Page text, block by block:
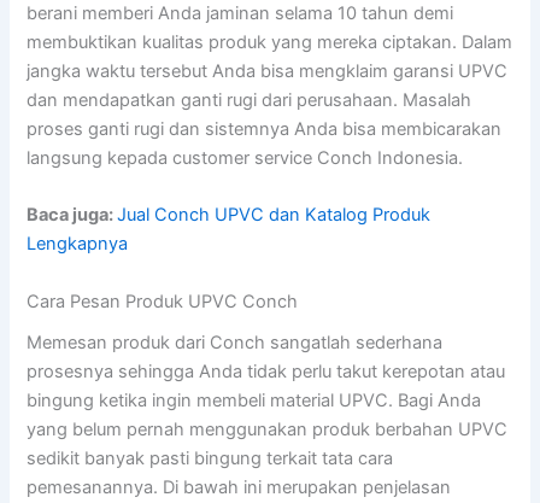
berani memberi Anda jaminan selama 10 tahun demi
membuktikan kualitas produk yang mereka ciptakan. Dalam
jangka waktu tersebut Anda bisa mengklaim garansi UPVC
dan mendapatkan ganti rugi dari perusahaan. Masalah
proses ganti rugi dan sistemnya Anda bisa membicarakan
langsung kepada customer service Conch Indonesia.
Baca juga:Jual Conch UPVC dan Katalog Produk
Lengkapnya
Cara Pesan Produk UPVC Conch
Memesan produk dari Conch sangatlah sederhana
prosesnya sehingga Anda tidak perlu takut kerepotan atau
bingung ketika ingin membeli material UPVC. Bagi Anda
yang belum pernah menggunakan produk berbahan UPVC
sedikit banyak pasti bingung terkait tata cara
pemesanannya. Di bawah ini merupakan penjelasan